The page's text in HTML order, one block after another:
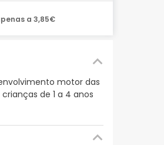
a 3,85€
motor das
de 1 a 4 anos